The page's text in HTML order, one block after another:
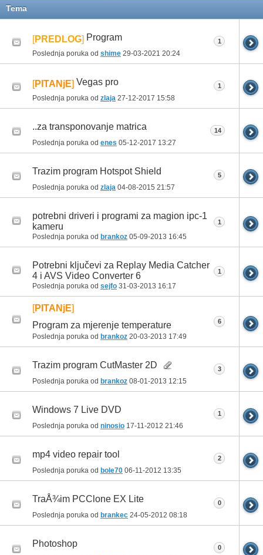
Tema
[PREDLOG] Program
Poslednja poruka od shime 29-03-2021 20:24
1
[PITANjE] Vegas pro
Poslednja poruka od zlaja 27-12-2017 15:58
1
..za transponovanje matrica
Poslednja poruka od enes 05-12-2017 13:27
14
Trazim program Hotspot Shield
Poslednja poruka od zlaja 04-08-2015 21:57
5
potrebni driveri i programi za magion ipc-1
kameru
Poslednja poruka od brankoz 05-09-2013 16:45
1
Potrebni ključevi za Replay Media Catcher
4 i AVS Video Converter 6
Poslednja poruka od sejfo 31-03-2013 16:17
1
[PITANjE]
Program za mjerenje temperature
Poslednja poruka od brankoz 20-03-2013 17:49
6
Trazim program CutMaster 2D
Poslednja poruka od brankoz 08-01-2013 12:15
3
Windows 7 Live DVD
Poslednja poruka od ninosio 17-11-2012 21:46
1
mp4 video repair tool
Poslednja poruka od bole70 06-11-2012 13:35
2
TraÅ¾im PCClone EX Lite
Poslednja poruka od brankec 24-05-2012 08:18
0
Photoshop 0